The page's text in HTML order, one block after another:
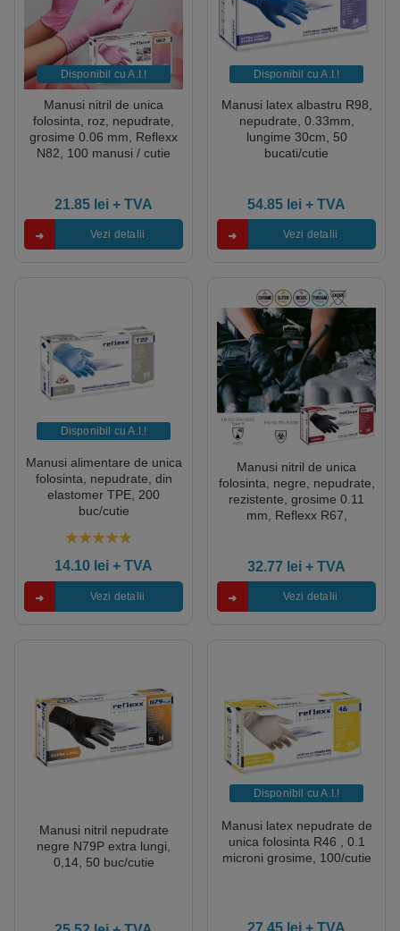
Disponibil cu A.I.​!
Manusi nitril de unica
folosinta, roz, nepudrate,
grosime 0.06 mm, Reflexx
N82, 100 manusi / cutie
21.85 lei + TVA
Vezi detalii
Disponibil cu A.I.​!
Manusi latex albastru R98,
nepudrate, 0.33mm,
lungime 30cm, 50
bucati/cutie
54.85 lei + TVA
Vezi detalii
Disponibil cu A.I.​!
Manusi alimentare de unica
folosinta, nepudrate, din
elastomer TPE, 200
buc/cutie
14.10 lei + TVA
Vezi detalii
Manusi nitril de unica
folosinta, negre, nepudrate,
rezistente, grosime 0.11
mm, Reflexx R67,
100buc/cutie
32.77 lei + TVA
Vezi detalii
Manusi nitril nepudrate
negre N79P extra lungi,
0,14, 50 buc/cutie
Disponibil cu A.I.​!
Manusi latex nepudrate de
unica folosinta R46 , 0.1
microni grosime, 100/cutie